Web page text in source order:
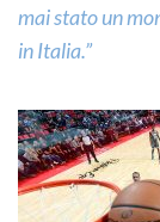
mai stato un
in Italia.”